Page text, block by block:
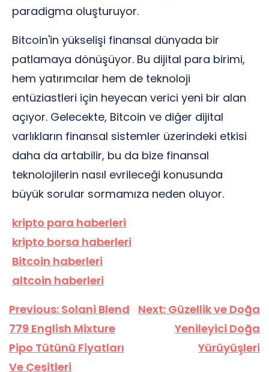
paradigma oluşturuyor.
Bitcoin'in yükselişi finansal dünyada bir
patlamaya dönüşüyor. Bu dijital para birimi,
hem yatırımcılar hem de teknoloji
entüziastleri için heyecan verici yeni bir alan
açıyor. Gelecekte, Bitcoin ve diğer dijital
varlıkların finansal sistemler üzerindeki etkisi
daha da artabilir, bu da bize finansal
teknolojilerin nasıl evrileceği konusunda
büyük sorular sormamıza neden oluyor.
kripto para haberleri
kripto borsa haberleri
Bitcoin haberleri
altcoin haberleri
Yazı
gezinmesi
Previous: Solani Blend
779 English Mixture
Pipo Tütünü Fiyatları
Ve Çeşitleri
Next: Güzellik ve Doğa
Yenileyici Doğa
Yürüyüşleri